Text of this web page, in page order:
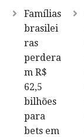
Famílias
brasilei
ras
perdera
m R$
62,5
bilhões
para
bets em